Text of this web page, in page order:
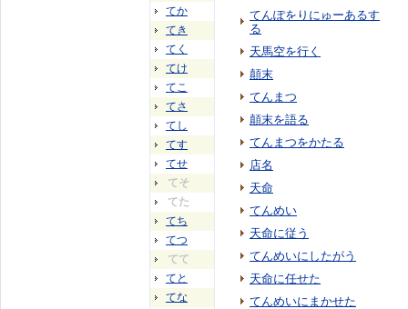
てか
てき
てく
てけ
てこ
てさ
てし
てす
てせ
てそ
てた
てち
てつ
てて
てと
てな
てんぽをりにゅーあるす
る
天馬空を行く
顛末
てんまつ
顛末を語る
てんまつをかたる
店名
天命
てんめい
天命に従う
てんめいにしたがう
天命に任せた
てんめいにまかせた